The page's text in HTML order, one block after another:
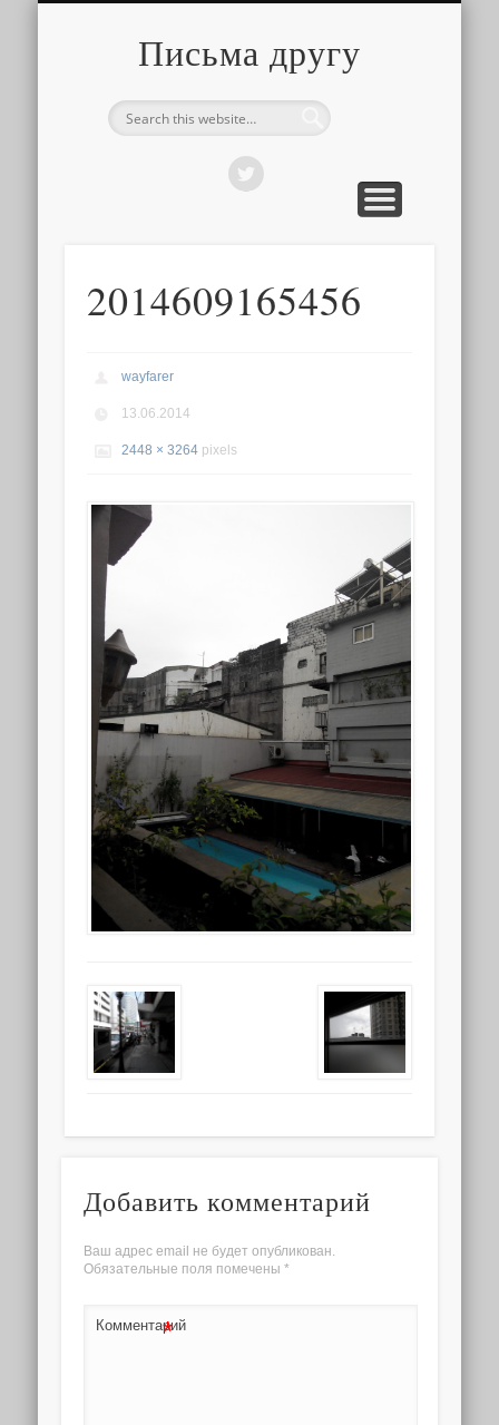
Письма другу
2014609165456
wayfarer
13.06.2014
2448 × 3264 pixels
Добавить комментарий
Ваш адрес email не будет опубликован.
Обязательные поля помечены *
Комментарий
*